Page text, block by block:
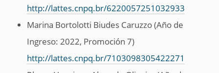
http://lattes.cnpq.br/6220057251032933
Marina Bortolotti Biudes Caruzzo (Año de
Ingreso: 2022, Promoción 7)
http://lattes.cnpq.br/7103098305422271